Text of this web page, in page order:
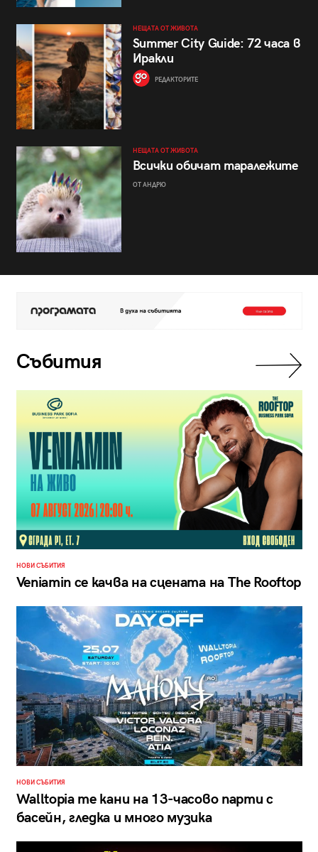
НЕЩАТА ОТ ЖИВОТА
Summer City Guide: 72 часа в
Иракли
РЕДАКТОРИТЕ
НЕЩАТА ОТ ЖИВОТА
Всички обичат таралежите
ОТ АНДРЮ
Събития
НОВИ СЪБИТИЯ
Veniamin се качва на сцената на The Rooftop
НОВИ СЪБИТИЯ
Walltopia те кани на 13-часово парти с
басейн, гледка и много музика